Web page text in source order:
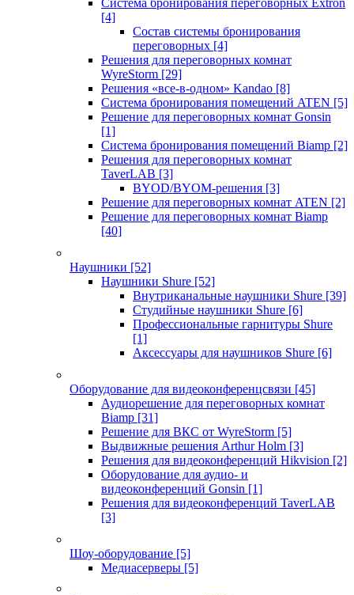
Система бронирования переговорных Extron
[4]
Состав системы бронирования
переговорных [4]
Решения для переговорных комнат
WyreStorm [29]
Решения «все-в-одном» Kandao [8]
Система бронирования помещений ATEN [5]
Решение для переговорных комнат Gonsin
[1]
Система бронирования помещений Biamp [2]
Решения для переговорных комнат
TaverLAB [3]
BYOD/BYOM-решения [3]
Решение для переговорных комнат ATEN [2]
Решение для переговорных комнат Biamp
[40]
Наушники [52]
Наушники Shure [52]
Внутриканальные наушники Shure [39]
Студийные наушники Shure [6]
Профессиональные гарнитуры Shure
[1]
Аксессуары для наушников Shure [6]
Оборудование для видеоконференцсвязи [45]
Аудиорешение для переговорных комнат
Biamp [31]
Решение для ВКС от WyreStorm [5]
Выдвижные решения Arthur Holm [3]
Решения для видеоконференций Hikvision [2]
Оборудование для аудио- и
видеоконференций Gonsin [1]
Решения для видеоконференций TaverLAB
[3]
Шоу-оборудование [5]
Медиасерверы [5]